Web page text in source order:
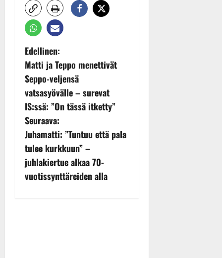
P
o
s
t
n
a
v
Edellinen:
Matti ja Teppo menettivät
Seppo-veljensä
vatsasyövälle – surevat
IS:ssä: ”On tässä itketty”
Seuraava:
Juhamatti: ”Tuntuu että pala
tulee kurkkuun” –
juhlakiertue alkaa 70-
vuotissynttäreiden alla